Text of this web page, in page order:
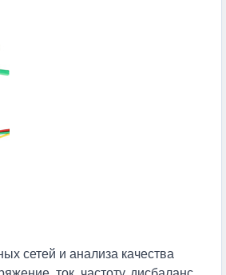
сетей и анализа качества